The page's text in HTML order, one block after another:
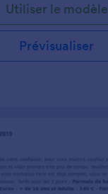
Utiliser le modèle
Prévisualiser